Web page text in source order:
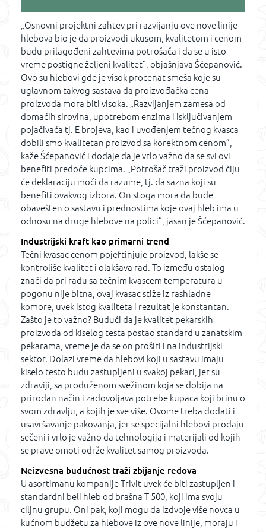
„Osnovni projektni zahtev pri razvijanju ove nove linije
hlebova bio je da proizvodi ukusom, kvalitetom i cenom
budu prilagođeni zahtevima potrošača i da se u isto
vreme postigne željeni kvalitet”, objašnjava Šćepanović.
Ovo su hlebovi gde je visok procenat smeša koje su
uglavnom takvog sastava da proizvođačka cena
proizvoda mora biti visoka. „Razvijanjem zamesa od
domaćih sirovina, upotrebom enzima i isključivanjem
pojačivača tj. E brojeva, kao i uvođenjem tečnog kvasca
dobili smo kvalitetan proizvod sa korektnom cenom”,
kaže Šćepanović i dodaje da je vrlo važno da se svi ovi
benefiti predoče kupcima. „Potrošač traži proizvod čiju
će deklaraciju moći da razume, tj. da sazna koji su
benefiti ovakvog izbora. On stoga mora da bude
obavešten o sastavu i prednostima koje ovaj hleb ima u
odnosu na druge hlebove na polici”, jasan je Šćepanović.
Industrijski kraft kao primarni trend
Tečni kvasac cenom pojeftinjuje proizvod, lakše se
kontroliše kvalitet i olakšava rad. To između ostalog
znači da pri radu sa tečnim kvascem temperatura u
pogonu nije bitna, ovaj kvasac stiže iz rashladne
komore, uvek istog kvaliteta i rezultat je konstantan.
Zašto je to važno? Budući da je kvalitet pekarskih
proizvoda od kiselog testa postao standard u zanatskim
pekarama, vreme je da se on proširi i na industrijski
sektor. Dolazi vreme da hlebovi koji u sastavu imaju
kiselo testo budu zastupljeni u svakoj pekari, jer su
zdraviji, sa produženom svežinom koja se dobija na
prirodan način i zadovoljava potrebe kupaca koji brinu o
svom zdravlju, a kojih je sve više. Ovome treba dodati i
usavršavanje pakovanja, jer se specijalni hlebovi prodaju
sečeni i vrlo je važno da tehnologija i materijali od kojih
se prave omoti održe kvalitet samog proizvoda.
Neizvesna budućnost traži zbijanje redova
U asortimanu kompanije Trivit uvek će biti zastupljen i
standardni beli hleb od brašna T 500, koji ima svoju
ciljnu grupu. Oni pak, koji mogu da izdvoje više novca u
kućnom budžetu za hlebove iz ove nove linije, moraju i